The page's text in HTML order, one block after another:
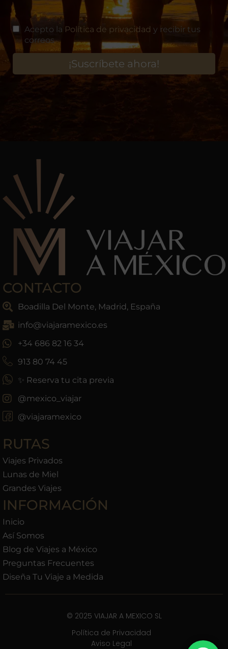
CONTACTO
Boadilla Del Monte, Madrid, España
info@viajaramexico.es
+34 686 82 16 34
913 80 74 45
✨ Reserva tu cita previa
@mexico_viajar
@viajaramexico
RUTAS
Viajes Privados
Lunas de Miel
Grandes Viajes
INFORMACIÓN
Inicio
Así Somos
Blog de Viajes a México
Preguntas Frecuentes
Diseña Tu Viaje a Medida
© 2025 VIAJAR A MEXICO SL
Política de Privacidad
Aviso Legal